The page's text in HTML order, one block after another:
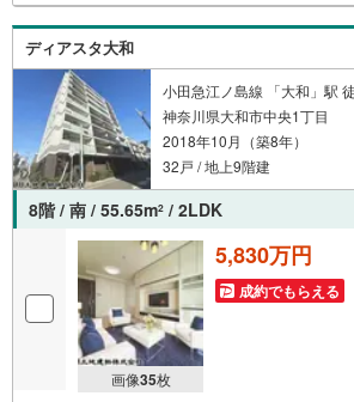
設計致します。私達は様々なご要望
【コロナウイルス予防対策実施中】
ルコール除菌を設置しております〇
の間隔を通常より広くお取りします
の消毒、除菌シート等を常備してお
使い捨てスリッパ・使い捨て手袋を
ディアスタ大和
小田急江ノ島線 「大和」駅
神奈川県大和市中央1丁目
2018年10月（築8年）
32戸 / 地上9階建
8階 / 南 / 55.65m2 / 2LDK
画像35枚
5,830万円
成約でもらえる